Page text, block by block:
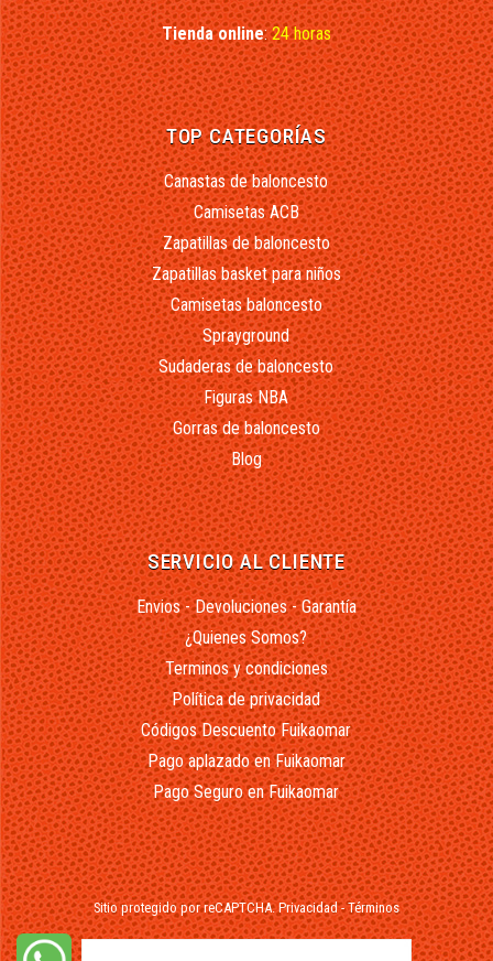
Tienda online:24 horas
TOP CATEGORÍAS
Canastas de baloncesto
Camisetas ACB
Zapatillas de baloncesto
Zapatillas basket para niños
Camisetas baloncesto
Sprayground
Sudaderas de baloncesto
Figuras NBA
Gorras de baloncesto
Blog
SERVICIO AL CLIENTE
Envios - Devoluciones - Garantía
¿Quienes Somos?
Terminos y condiciones
Política de privacidad
Códigos Descuento Fuikaomar
Pago aplazado en Fuikaomar
Pago Seguro en Fuikaomar
Sitio protegido por reCAPTCHA.Privacidad-Términos